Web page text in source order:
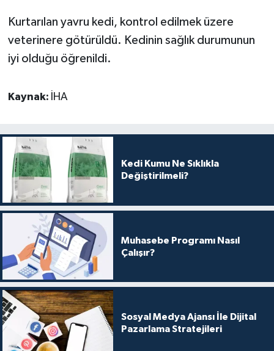
Kurtarılan yavru kedi, kontrol edilmek üzere
veterinere götürüldü. Kedinin sağlık durumunun
iyi olduğu öğrenildi.
Kaynak: İHA
Kedi Kumu Ne Sıklıkla
Değiştirilmeli?
Muhasebe Programı Nasıl
Çalışır?
Sosyal Medya Ajansı İle Dijital
Pazarlama Stratejileri
Tüm Haberler